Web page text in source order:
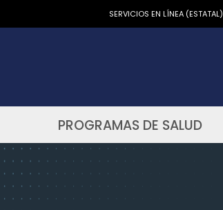
SERVICIOS EN LÍNEA (ESTATAL)
PROGRAMAS DE SALUD